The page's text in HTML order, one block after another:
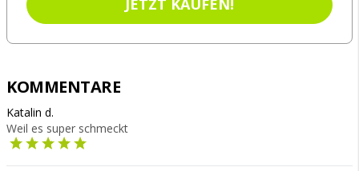
JETZT KAUFEN!
KOMMENTARE
Katalin d.
Weil es super schmeckt